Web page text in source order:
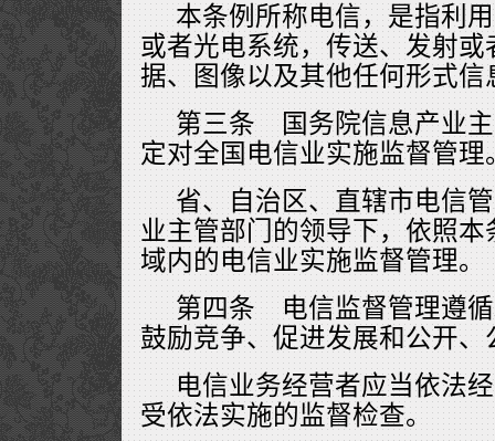
本条例所称电信，是指利
或者光电系统，传送、发射
据、图像以及其他任何形式信
第三条 国务院信息产业
定对全国电信业实施监督管理
省、自治区、直辖市电信
业主管部门的领导下，依照
域内的电信业实施监督管理。
第四条 电信监督管理遵
鼓励竞争、促进发展和公开
电信业务经营者应当依法
受依法实施的监督检查。